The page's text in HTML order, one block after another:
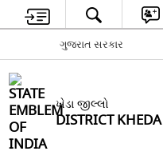
ગુજરાત સરકાર
ખેડા જીલ્લો
DISTRICT KHEDA